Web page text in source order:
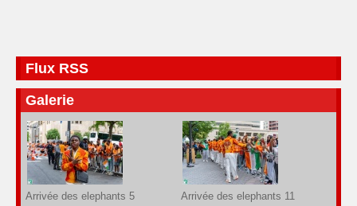
Flux RSS
Galerie
Arrivée des elephants 5 Arrivée des elephants 11